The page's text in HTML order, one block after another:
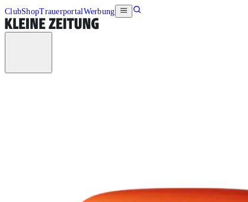
ClubShopTrauerportalWerbung